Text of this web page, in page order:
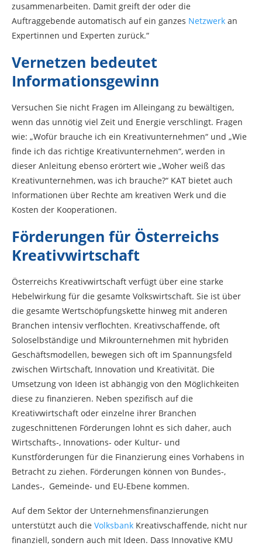
zusammenarbeiten. Damit greift der oder die
Auftraggebende automatisch auf ein ganzes Netzwerk an
Expertinnen und Experten zurück.“
Vernetzen bedeutet
Informationsgewinn
Versuchen Sie nicht Fragen im Alleingang zu bewältigen,
wenn das unnötig viel Zeit und Energie verschlingt. Fragen
wie: „Wofür brauche ich ein Kreativunternehmen“ und „Wie
finde ich das richtige Kreativunternehmen“, werden in
dieser Anleitung ebenso erörtert wie „Woher weiß das
Kreativunternehmen, was ich brauche?“ KAT bietet auch
Informationen über Rechte am kreativen Werk und die
Kosten der Kooperationen.
Förderungen für Österreichs
Kreativwirtschaft
Österreichs Kreativwirtschaft verfügt über eine starke
Hebelwirkung für die gesamte Volkswirtschaft. Sie ist über
die gesamte Wertschöpfungskette hinweg mit anderen
Branchen intensiv verflochten. Kreativschaffende, oft
Soloselbständige und Mikrounternehmen mit hybriden
Geschäftsmodellen, bewegen sich oft im Spannungsfeld
zwischen Wirtschaft, Innovation und Kreativität. Die
Umsetzung von Ideen ist abhängig von den Möglichkeiten
diese zu finanzieren. Neben spezifisch auf die
Kreativwirtschaft oder einzelne ihrer Branchen
zugeschnittenen Förderungen lohnt es sich daher, auch
Wirtschafts-, Innovations- oder Kultur- und
Kunstförderungen für die Finanzierung eines Vorhabens in
Betracht zu ziehen. Förderungen können von Bundes-,
Landes-, Gemeinde- und EU-Ebene kommen.
Auf dem Sektor der Unternehmensfinanzierungen
unterstützt auch die Volksbank Kreativschaffende, nicht nur
finanziell, sondern auch mit Ideen. Dass Innovative KMU